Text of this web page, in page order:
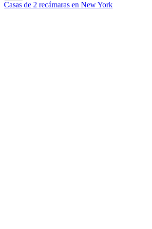
Casas de 2 recámaras en New York